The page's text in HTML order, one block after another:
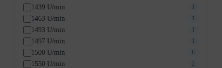
1439 U/min
1463 U/min
1493 U/min
1497 U/min
1500 U/min 8
1550 U/min 2